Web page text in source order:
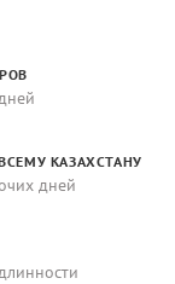
КАЗАХСТАНУ
дней